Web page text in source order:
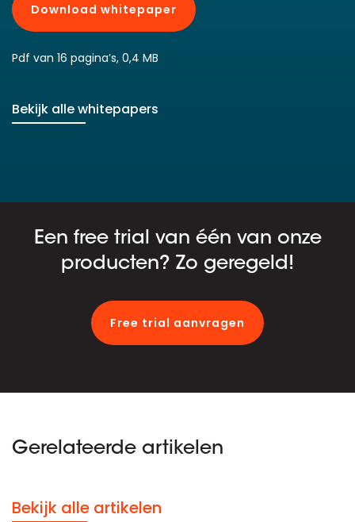
Download whitepaper
Pdf van 16 pagina’s, 0,4 MB
Bekijk alle whitepapers
Een free trial van één van onze
producten? Zo geregeld!
Free trial aanvragen
Gerelateerde artikelen
Bekijk alle artikelen